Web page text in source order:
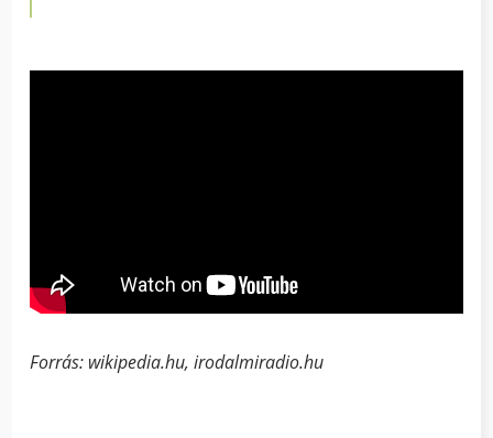
Forrás: wikipedia.hu, irodalmiradio.hu